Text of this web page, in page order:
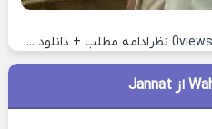
0 نظر ادامه مطلب + دانلود ...